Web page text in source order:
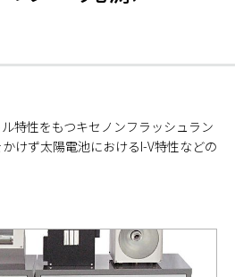
特性をもつキセノンフラッシュラン
けず太陽電池におけるI-V特性などの